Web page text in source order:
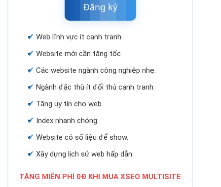
Đăng ký
Web lĩnh vực ít cạnh tranh
Website mới cần tăng tốc
Các website ngành công nghiệp nhẹ.
Ngành đặc thù ít đối thủ cạnh tranh.
Tăng uy tín cho web
Index nhanh chóng.
Website có số liệu để show.
Xây dựng lịch sử web hấp dẫn.
TẶNG MIỄN PHÍ 0Đ KHI MUA XSEO MULTISITE